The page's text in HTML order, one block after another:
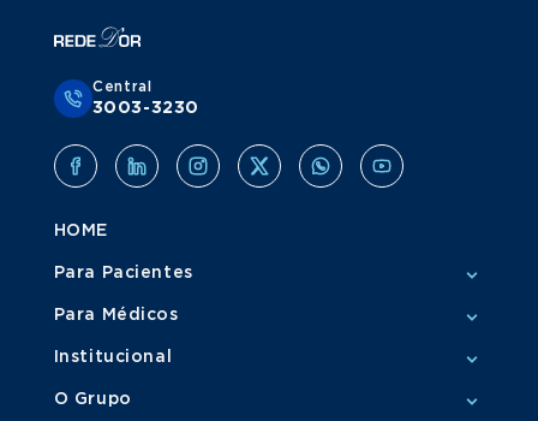
Central
3003-3230
HOME
Para Pacientes
Para Médicos
Institucional
O Grupo